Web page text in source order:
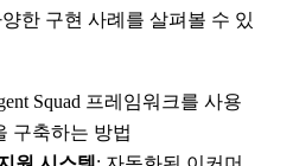
한 구현 사례를 살펴볼 수 있
Squad 프레임워크를 사용
구축하는 방법